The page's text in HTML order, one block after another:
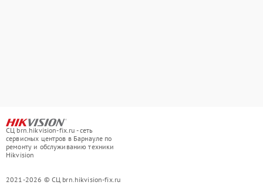
СЦ brn.hikvision-fix.ru - сеть
сервисных центров в Барнауле по
ремонту и обслуживанию техники
Hikvision
2021-2026 © СЦ brn.hikvision-fix.ru